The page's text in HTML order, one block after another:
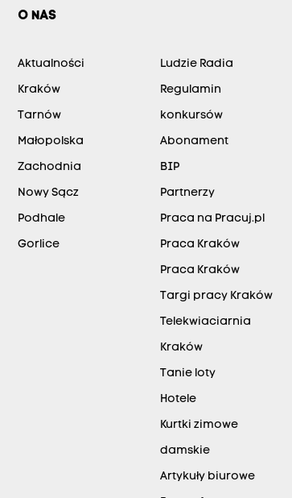
O NAS
Aktualności
Kraków
Tarnów
Małopolska
Zachodnia
Nowy Sącz
Podhale
Gorlice
Ludzie Radia
Regulamin
konkursów
Abonament
BIP
Partnerzy
Praca na Pracuj.pl
Praca Kraków
Praca Kraków
Targi pracy Kraków
Telekwiaciarnia
Kraków
Tanie loty
Hotele
Kurtki zimowe
damskie
Artykuły biurowe